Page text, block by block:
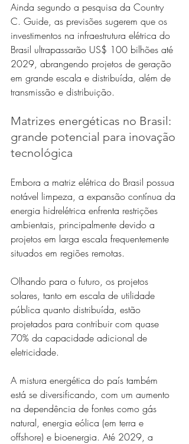
Ainda segundo a pesquisa da Country
C. Guide, as previsões sugerem que os
investimentos na infraestrutura elétrica do
Brasil ultrapassarão US$ 100 bilhões até
2029, abrangendo projetos de geração
em grande escala e distribuída, além de
transmissão e distribuição.
Matrizes energéticas no Brasil:
grande potencial para inovação
tecnológica
Embora a matriz elétrica do Brasil possua
notável limpeza, a expansão contínua da
energia hidrelétrica enfrenta restrições
ambientais, principalmente devido a
projetos em larga escala frequentemente
situados em regiões remotas.
Olhando para o futuro, os projetos
solares, tanto em escala de utilidade
pública quanto distribuída, estão
projetados para contribuir com quase
70% da capacidade adicional de
eletricidade.
A mistura energética do país também
está se diversificando, com um aumento
na dependência de fontes como gás
natural, energia eólica (em terra e
offshore) e bioenergia. Até 2029, a